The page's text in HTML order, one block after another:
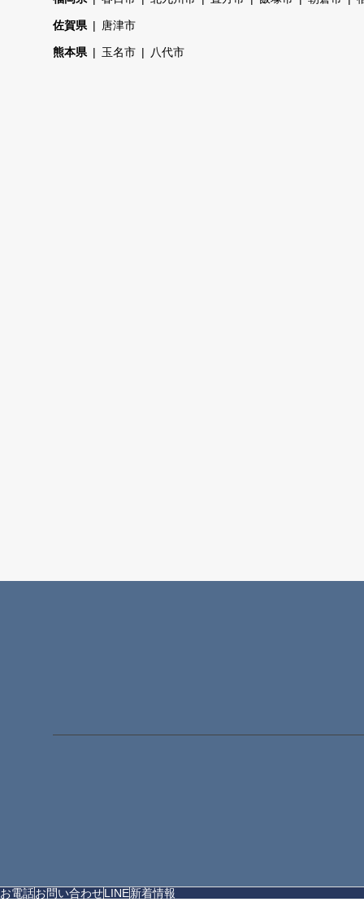
佐賀県 唐津市
熊本県 玉名市 八代市
お電話お問い合わせLINE新着情報